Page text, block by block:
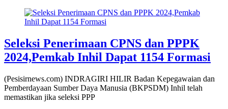
Seleksi Penerimaan CPNS dan PPPK
2024,Pemkab Inhil Dapat 1154 Formasi
(Pesisirnews.com) INDRAGIRI HILIR Badan Kepegawaian dan
Pemberdayaan Sumber Daya Manusia (BKPSDM) Inhil telah
memastikan jika seleksi PPP